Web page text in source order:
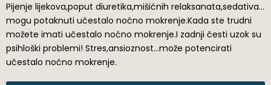
Pijenje lijekova,poput diuretika,mišićnih relaksanata,sedativa…
mogu potaknuti učestalo noćno mokrenje.Kada ste trudni
možete imati učestalo noćno mokrenje.I zadnji česti uzok su
psihloški problemi! Stres,ansioznost…može potencirati
učestalo noćno mokrenje.